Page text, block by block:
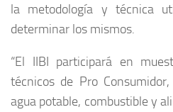
la metodología y técnica
determinar los mismos.
“El IIBI participará en
técnicos de Pro
agua potable, combustible y